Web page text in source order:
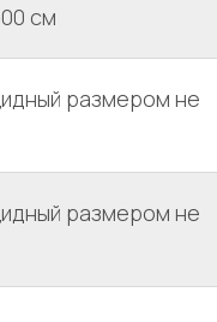
см
размером не
размером не